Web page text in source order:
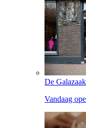
De
Vandaag